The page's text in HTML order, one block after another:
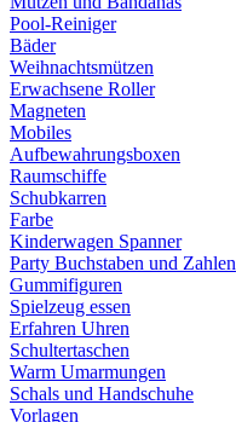
Pool-Reiniger
Bäder
Weihnachtsmützen
Erwachsene Roller
Magneten
Mobiles
Aufbewahrungsboxen
Raumschiffe
Schubkarren
Farbe
Kinderwagen Spanner
Party Buchstaben und Zahlen
Gummifiguren
Spielzeug essen
Erfahren Uhren
Schultertaschen
Warm Umarmungen
Schals und Handschuhe
Vorlagen